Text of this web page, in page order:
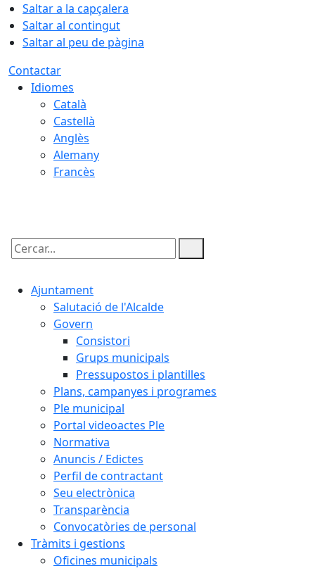
Saltar a la capçalera
Saltar al contingut
Saltar al peu de pàgina
Contactar
Idiomes
Català
Castellà
Anglès
Alemany
Francès
Cercar:
Ajuntament
Salutació de l'Alcalde
Govern
Consistori
Grups municipals
Pressupostos i plantilles
Plans, campanyes i programes
Ple municipal
Portal videoactes Ple
Normativa
Anuncis / Edictes
Perfil de contractant
Seu electrònica
Transparència
Convocatòries de personal
Tràmits i gestions
Oficines municipals